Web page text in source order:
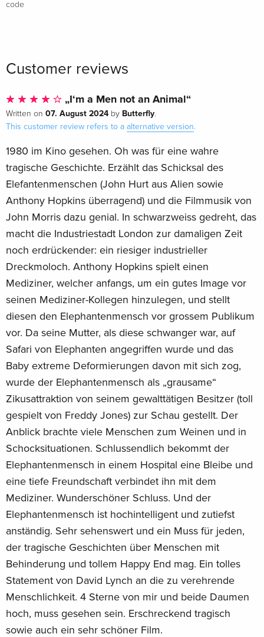
code
Customer reviews
„I‘m a Men not an Animal“
Written on 07. August 2024 by Butterfly.
This customer review refers to a alternative version.
1980 im Kino gesehen. Oh was für eine wahre
tragische Geschichte. Erzählt das Schicksal des
Elefantenmenschen (John Hurt aus Alien sowie
Anthony Hopkins überragend) und die Filmmusik von
John Morris dazu genial. In schwarzweiss gedreht, das
macht die Industriestadt London zur damaligen Zeit
noch erdrückender: ein riesiger industrieller
Dreckmoloch. Anthony Hopkins spielt einen
Mediziner, welcher anfangs, um ein gutes Image vor
seinen Mediziner-Kollegen hinzulegen, und stellt
diesen den Elephantenmensch vor grossem Publikum
vor. Da seine Mutter, als diese schwanger war, auf
Safari von Elephanten angegriffen wurde und das
Baby extreme Deformierungen davon mit sich zog,
wurde der Elephantenmensch als „grausame“
Zikusattraktion von seinem gewalttätigen Besitzer (toll
gespielt von Freddy Jones) zur Schau gestellt. Der
Anblick brachte viele Menschen zum Weinen und in
Schocksituationen. Schlussendlich bekommt der
Elephantenmensch in einem Hospital eine Bleibe und
eine tiefe Freundschaft verbindet ihn mit dem
Mediziner. Wunderschöner Schluss. Und der
Elephantenmensch ist hochintelligent und zutiefst
anständig. Sehr sehenswert und ein Muss für jeden,
der tragische Geschichten über Menschen mit
Behinderung und tollem Happy End mag. Ein tolles
Statement von David Lynch an die zu verehrende
Menschlichkeit. 4 Sterne von mir und beide Daumen
hoch, muss gesehen sein. Erschreckend tragisch
sowie auch ein sehr schöner Film.